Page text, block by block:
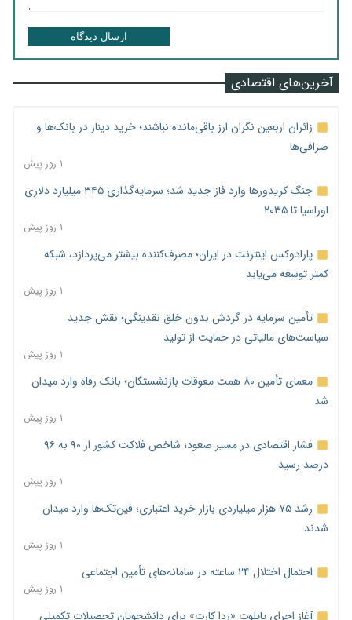
ارسال دیدگاه
آخرین‌های اقتصادی
زائران اربعین نگران ارز باقی‌مانده نباشند؛ خرید دینار در بانک‌ها و
صرافی‌ها
۱ روز پیش
جنگ کریدورها وارد فاز جدید شد؛ سرمایه‌گذاری ۳۴۵ میلیارد دلاری
اوراسیا تا ۲۰۳۵
۱ روز پیش
پارادوکس اینترنت در ایران؛ مصرف‌کننده بیشتر می‌پردازد، شبکه
کمتر توسعه می‌یابد
۱ روز پیش
تأمین سرمایه در گردش بدون خلق نقدینگی؛ نقش جدید
سیاست‌های مالیاتی در حمایت از تولید
۱ روز پیش
معمای تأمین ۸۰ همت معوقات بازنشستگان؛ بانک رفاه وارد میدان
شد
۱ روز پیش
فشار اقتصادی در مسیر صعود؛ شاخص فلاکت کشور از ۹۰ به ۹۶
درصد رسید
۱ روز پیش
رشد ۷۵ هزار میلیاردی بازار خرید اعتباری؛ فین‌تک‌ها وارد میدان
شدند
۱ روز پیش
احتمال اختلال ۲۴ ساعته در سامانه‌های تأمین اجتماعی
۱ روز پیش
آغاز اجرای پایلوت «ردا کارت» برای دانشجویان تحصیلات تکمیلی